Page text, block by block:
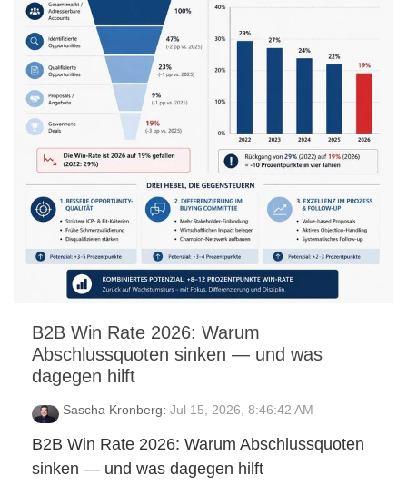
B2B Win Rate 2026: Warum
Abschlussquoten sinken — und was
dagegen hilft
Sascha Kronberg: Jul 15, 2026, 8:46:42 AM
B2B Win Rate 2026: Warum Abschlussquoten
sinken — und was dagegen hilft